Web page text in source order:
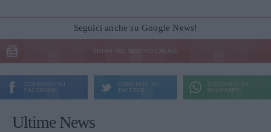
Seguici anche su Google News!
ENTRA NEL NOSTRO CANALE
CONDIVIDI SU
FACEBOOK
CONDIVIDI SU
TWITTER
CONDIVIDI SU
WHATSAPP
Ultime News